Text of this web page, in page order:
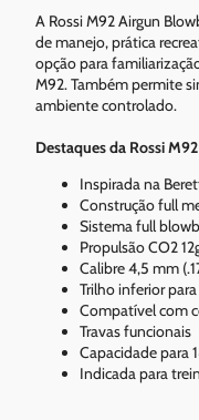
A Rossi M92 Airgun
de manejo, prática
opção para
M92. Também permite
ambiente controlado.
Destaques da Rossi
Inspirada na
Construção full
Sistema full
Propulsão CO2
Calibre 4,5 mm
Trilho inferior
Compatível com
Travas funcionais
Capacidade para
Indicada para